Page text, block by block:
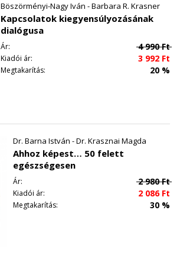
Böszörményi-Nagy Iván - Barbara R. Krasner
Kapcsolatok kiegyensúlyozásának
dialógusa
Ár: 4 990Ft
Kiadói ár: 3 992 Ft
Megtakarítás: 20 %
Dr. Barna István - Dr. Krasznai Magda
Ahhoz képest… 50 felett
egészségesen
Ár: 2 980Ft
Kiadói ár: 2 086Ft
Megtakarítás: 30 %